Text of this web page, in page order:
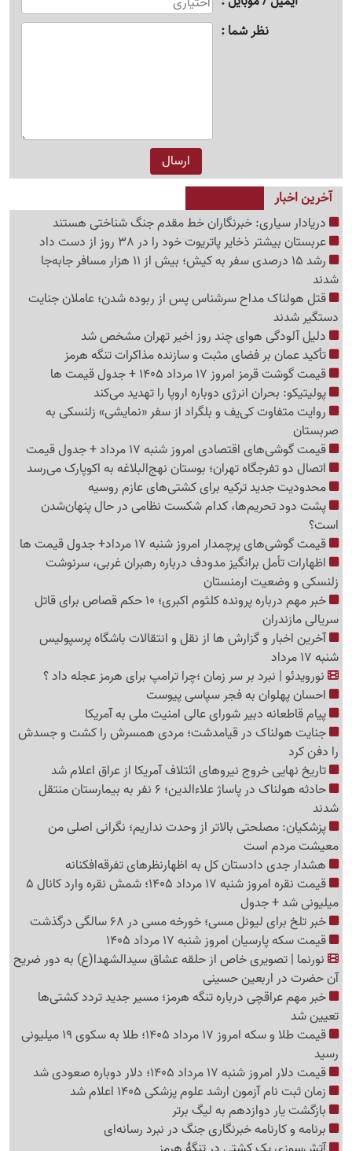
نظر شما
آخرین اخبار
دریادار سیاری: خبرنگاران خط مقدم جنگ شناختی هستند
عربستان بیشتر ذخایر پاتریوت خود را در 38 روز از دست داد
رشد 15 درصدی سفر به کیش؛ بیش از 11 هزار مسافر جابه‌جا
شدند
قتل هولناک مداح سرشناس پس از ربوده شدن؛ عاملان جنایت
دستگیر شدند
دلیل آلودگی هوای چند روز اخیر تهران مشخص شد
تأکید عمان بر فضای مثبت و سازنده مذاکرات تنگه هرمز
قیمت گوشت قرمز امروز 17 مرداد 1405 + جدول قیمت ها
پولیتیکو: بحران انرژی دوباره اروپا را تهدید می‌کند
روایت متفاوت کی‌یف و بلگراد از سفر «نمایشی» زلنسکی به
صربستان
قیمت گوشی‌های اقتصادی امروز شنبه 17 مرداد + جدول قیمت
اتصال دو تفرجگاه تهران؛ بوستان نهج‌البلاغه به اکوپارک می‌رسد
محدودیت جدید ترکیه برای کشتی‌های عازم روسیه
پشت دود تحریم‌ها، کدام شکست نظامی در حال پنهان‌شدن
است؟
قیمت گوشی‌های پرچمدار امروز شنبه 17 مرداد+ جدول قیمت ها
اظهارات تأمل برانگیز مدودف درباره رهبران غربی، سرنوشت
زلنسکی و وضعیت ارمنستان
خبر مهم درباره پرونده کلثوم اکبری؛ 10 حکم قصاص برای قاتل
سریالی مازندران
آخرین اخبار و گزارش ها از نقل و انتقالات باشگاه پرسپولیس
شنبه 17 مرداد
نورویدئو | نبرد بر سر زمان ؛چرا ترامپ برای هرمز عجله داد ؟
احسان پهلوان به فجر سپاسی پیوست
پیام قاطعانه دبیر شورای عالی امنیت ملی به آمریکا
جنایت هولناک در قیامدشت؛ مردی همسرش را کشت و جسدش
را دفن کرد
تاریخ نهایی خروج نیروهای ائتلاف آمریکا از عراق اعلام شد
حادثه هولناک در پاساژ علاءالدین؛ 6 نفر به بیمارستان منتقل
شدند
پزشکیان: مصلحتی بالاتر از وحدت نداریم؛ نگرانی اصلی من
معیشت مردم است
هشدار جدی دادستان کل به اظهارنظرهای تفرقه‌افکنانه
قیمت نقره امروز شنبه 17 مرداد 1405؛ شمش نقره وارد کانال 5
میلیونی شد + جدول
خبر تلخ برای لیونل مسی؛ خورخه مسی در 68 سالگی درگذشت
قیمت سکه پارسیان امروز شنبه 17 مرداد 1405
نورنما | تصویری خاص از حلقه عشاق سیدالشهدا(ع) به دور ضریح
آن حضرت در اربعین حسینی
خبر مهم عراقچی درباره تنگه هرمز؛ مسیر جدید تردد کشتی‌ها
تعیین شد
قیمت طلا و سکه امروز 17 مرداد 1405؛ طلا به سکوی 19 میلیونی
رسید
قیمت دلار امروز شنبه 17 مرداد 1405؛ دلار دوباره صعودی شد
زمان ثبت نام آزمون ارشد علوم پزشکی 1405 اعلام شد
بازگشت یار دوازدهم به لیگ برتر
برنامه و کارنامه خبرنگاری جنگ در نبرد رسانه‌ای